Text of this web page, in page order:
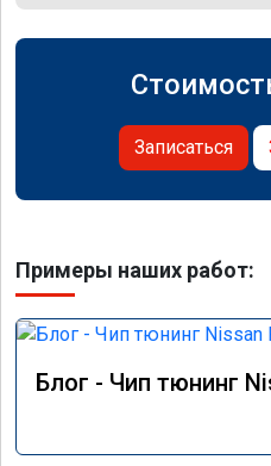
Записаться
Примеры наших работ:
Блог - Чип тюнинг